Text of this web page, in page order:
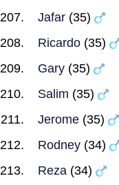
Jafar (35)
Ricardo (35)
Gary (35)
Salim (35)
Jerome (35)
Rodney (34)
Reza (34)